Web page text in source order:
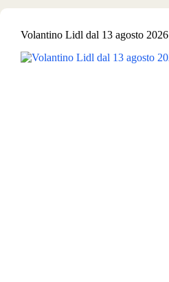
Volantino Lidl dal 13 agosto 2026